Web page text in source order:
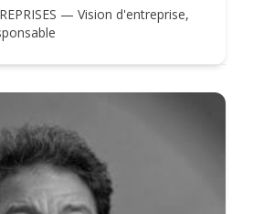
— Vision d'entreprise,